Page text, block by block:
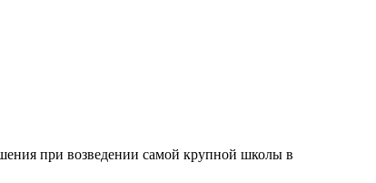
при возведении самой крупной школы в